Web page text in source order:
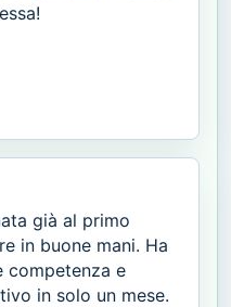
già al primo
in buone mani. Ha
competenza e
in solo un mese.